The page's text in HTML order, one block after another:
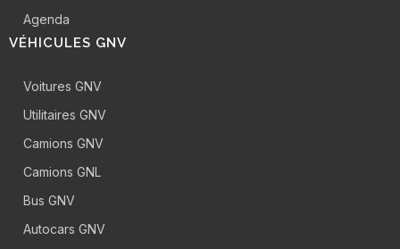
Agenda
VÉHICULES GNV
Voitures GNV
Utilitaires GNV
Camions GNV
Camions GNL
Bus GNV
Autocars GNV